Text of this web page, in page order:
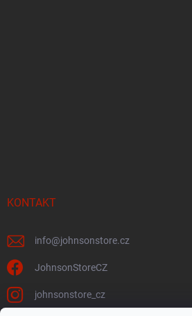
KONTAKT
info@johnsonstore.cz
JohnsonStoreCZ
johnsonstore_cz